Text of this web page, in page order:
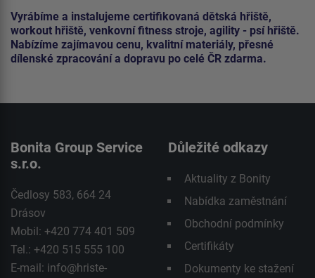
Vyrábíme a instalujeme certifikovaná dětská hřiště,
workout hřiště, venkovní fitness stroje, agility - psí hřiště.
Nabízíme zajímavou cenu, kvalitní materiály, přesné
dílenské zpracování a dopravu po celé ČR zdarma.
Bonita Group Service
s.r.o.
Čedlosy 583, 664 24
Drásov
Mobil: +420 774 401 509
Tel.: +420 515 555 100
E-mail: info@hriste-
Důležité odkazy
Aktuality z Bonity
Nabídka zaměstnání
Obchodní podmínky
Certifikáty
Dokumenty ke stažení